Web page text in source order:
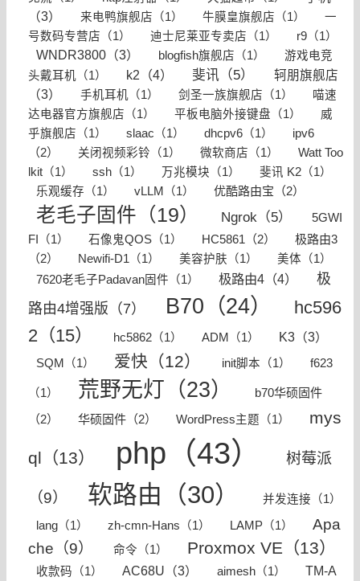
（3）
来电鸭旗舰店（1） 牛膜皇旗舰店（1）
一
号数码专营店（1）
迪士尼莱亚专卖店（1） r9（1）
WNDR3800（3） blogfish旗舰店（1）
游戏电竞
头戴耳机（1）
k2（4） 斐讯（5）
轲朋旗舰店
（3）
手机耳机（1） 剑圣一族旗舰店（1）
喵速
达电器官方旗舰店（1）
平板电脑外接键盘（1）
威
乎旗舰店（1）
slaac（1） dhcpv6（1）
ipv6
（2）
关闭视频彩铃（1） 微软商店（1）
Watt Too
lkit（1）
ssh（1） 万兆模块（1）
斐讯 K2（1）
乐观缓存（1）
vLLM（1） 优酷路由宝（2）
老毛子固件（19） Ngrok（5）
5GWI
FI（1）
石像鬼QOS（1） HC5861（2）
极路由3
（2）
Newifi-D1（1） 美容护肤（1）
美体（1）
7620老毛子Padavan固件（1）
极路由4（4）
极
路由4增强版（7）
B70（24）
hc596
2（15）
hc5862（1） ADM（1） K3（3）
SQM（1） 爱快（12） init脚本（1） f623
（1） 荒野无灯（23）
b70华硕固件
（2）
华硕固件（2） WordPress主题（1） mys
ql（13） php（43） 树莓派
（9） 软路由（30） 并发连接（1）
lang（1） zh-cmn-Hans（1） LAMP（1）
Apa
che（9）
命令（1） Proxmox VE（13）
收款码（1） AC68U（3） aimesh（1）
TM-A